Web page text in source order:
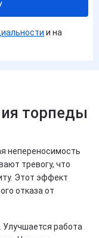
и на
торпеды
непереносимость
тревогу, что
Этот эффект
отказа от
Улучшается работа